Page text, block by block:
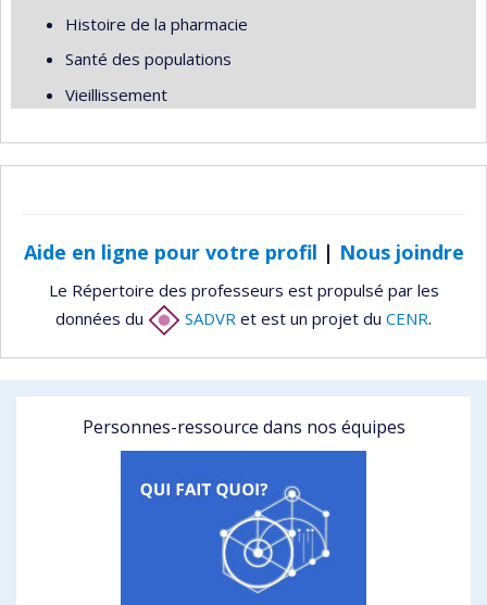
Histoire de la pharmacie
Santé des populations
Vieillissement
Aide en ligne pour votre profil | Nous joindre
Le Répertoire des professeurs est propulsé par les
données du
SADVR et est un projet du CENR.
Personnes-ressource dans nos équipes